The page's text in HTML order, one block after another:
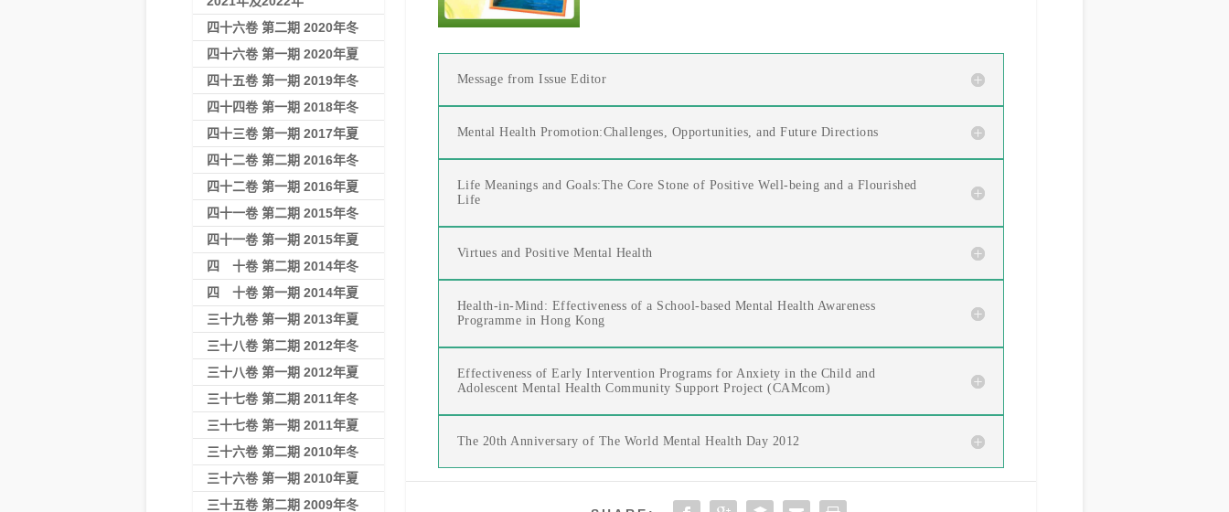
Message from Issue Editor
Mental Health Promotion:Challenges, Opportunities, and Future Directions
Life Meanings and Goals:The Core Stone of Positive Well-being and a Flourished
Life
Virtues and Positive Mental Health
Health-in-Mind: Effectiveness of a School-based Mental Health Awareness
Programme in Hong Kong
Effectiveness of Early Intervention Programs for Anxiety in the Child and
Adolescent Mental Health Community Support Project (CAMcom)
The 20th Anniversary of The World Mental Health Day 2012
四十六卷 第二期 2020年冬
四十六卷 第一期 2020年夏
四十五卷 第一期 2019年冬
四十四卷 第一期 2018年冬
四十三卷 第一期 2017年夏
四十二卷 第二期 2016年冬
四十二卷 第一期 2016年夏
四十一卷 第二期 2015年冬
四十一卷 第一期 2015年夏
四 十卷 第二期 2014年冬
四 十卷 第一期 2014年夏
三十九卷 第一期 2013年夏
三十八卷 第二期 2012年冬
三十八卷 第一期 2012年夏
三十七卷 第二期 2011年冬
三十七卷 第一期 2011年夏
三十六卷 第二期 2010年冬
三十六卷 第一期 2010年夏
三十五卷 第二期 2009年冬